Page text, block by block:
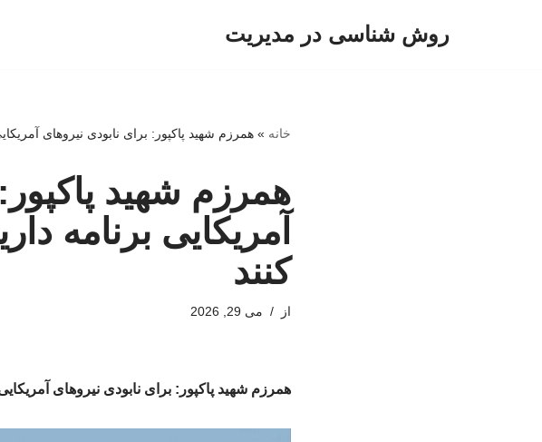
روش شناسی در مدیریت
خانه »همرزم شهید پاکپور: برای نابودی نیروهای
همرزم شهید
آمریکایی برنامه
کنند
از می 29, 2026
همرزم شهید پاکپور: برای نابودی نیروهای